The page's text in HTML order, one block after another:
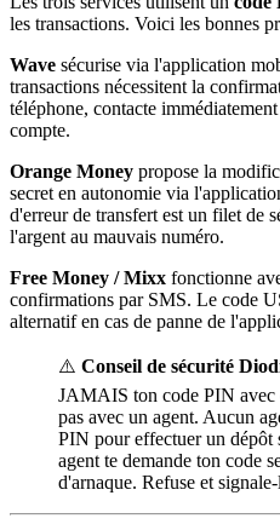
les transactions. Voici les bonnes
Wave sécurise via l'application
transactions nécessitent la
téléphone, contacte
compte.
Orange Money propose la
secret en autonomie via
d'erreur de transfert est un filet de
l'argent au mauvais numéro.
Free Money / Mixx fonctionne
confirmations par SMS. Le code
alternatif en cas de panne de
⚠️ Conseil de sécurité
JAMAIS ton code PIN
pas avec un agent. Aucun
PIN pour effectuer un dépôt
agent te demande ton code
d'arnaque. Refuse et